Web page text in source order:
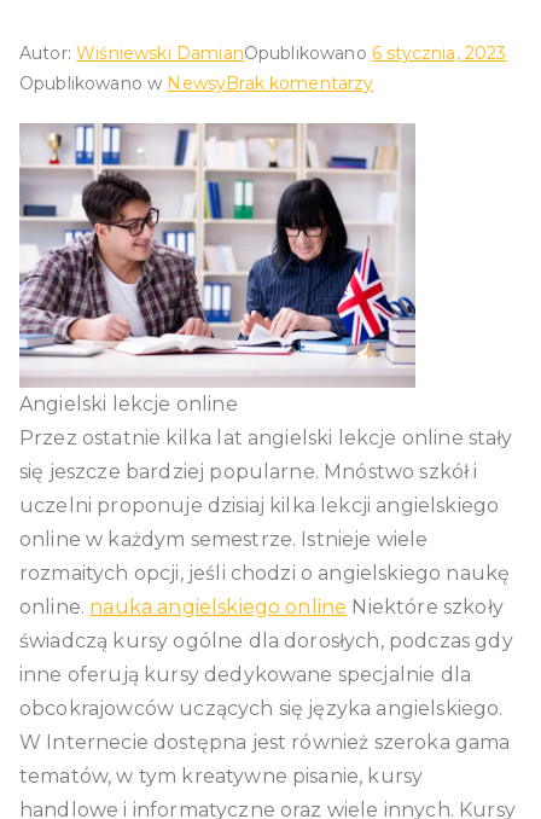
tal
Autor:Wiśniewski DamianOpublikowano 6 stycznia, 2023
Opublikowano w NewsyBrak komentarzydo
nauka
online
Angielski lekcje online
Przez ostatnie kilka lat angielski lekcje online stały
się jeszcze bardziej popularne. Mnóstwo szkół i
uczelni proponuje dzisiaj kilka lekcji angielskiego
online w każdym semestrze. Istnieje wiele
rozmaitych opcji, jeśli chodzi o angielskiego naukę
online. nauka angielskiego online Niektóre szkoły
świadczą kursy ogólne dla dorosłych, podczas gdy
inne oferują kursy dedykowane specjalnie dla
obcokrajowców uczących się języka angielskiego.
W Internecie dostępna jest również szeroka gama
tematów, w tym kreatywne pisanie, kursy
handlowe i informatyczne oraz wiele innych. Kursy